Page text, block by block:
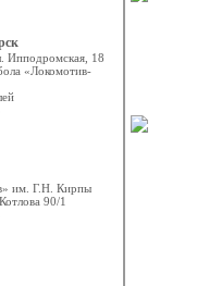
Ипподромская, 18
«Локомотив-
им. Г.Н. Кирпы
90/1